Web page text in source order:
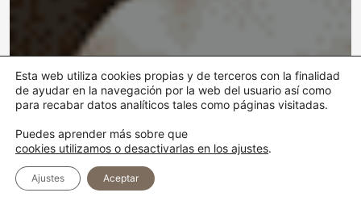
Esta web utiliza cookies propias y de terceros con la finalidad
de ayudar en la navegación por la web del usuario así como
para recabar datos analíticos tales como páginas visitadas.
Puedes aprender más sobre que
cookies utilizamos o desactivarlas en los ajustes.
Aceptar
Ajustes